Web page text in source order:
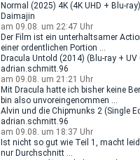
Normal (2025) 4K (4K UHD + Blu-ray)
Daimajin
am 09.08. um 22:47 Uhr
Der Film ist ein unterhaltsamer
einer ordentlichen Portion ...
Dracula Untold (2014) (Blu-ray + UV
adrian.schmitt.96
am 09.08. um 21:21 Uhr
Mit Dracula hatte ich bisher keine
bin also unvoreingenommen ...
Alvin und die Chipmunks 2 (Single
adrian.schmitt.96
am 09.08. um 18:37 Uhr
Ist nicht so gut wie Teil 1, macht
nur Durchschnitt ...